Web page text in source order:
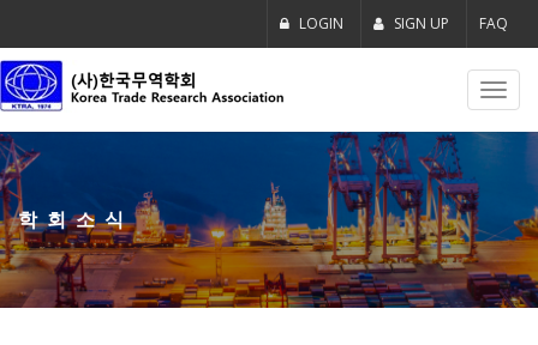
LOGIN SIGN UP FAQ
학회소식